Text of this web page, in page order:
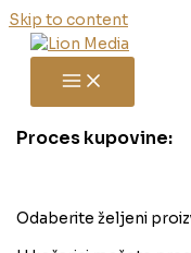
Skip to content
Proces kupovine:
Odaberite željeni